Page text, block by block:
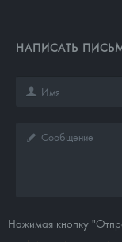
НАПИСАТЬ
Нажимая кнопку